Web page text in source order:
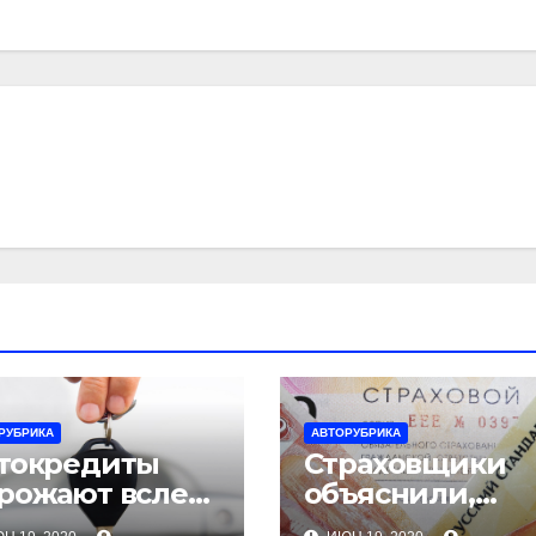
вслед
АВТОРУБРИКА
Страховщики
объяснили,
почему